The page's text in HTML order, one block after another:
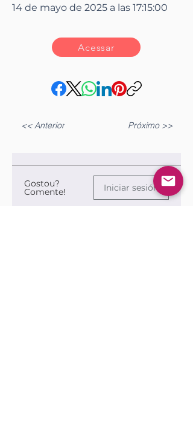
14 de mayo de 2025 a las 17:15:00
Acessar
<< Anterior Próximo >>
Gostou?
Comente! Iniciar sesión